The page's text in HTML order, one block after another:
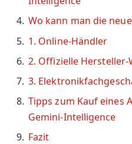
Wo kann man die
1. Online-Händler
2. Offizielle Hersteller-
3.
Tipps zum Kauf eines
Gemini-Intelligence
Fazit